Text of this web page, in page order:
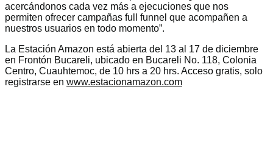
acercándonos cada vez más a ejecuciones que nos
permiten ofrecer campañas full funnel que acompañen a
nuestros usuarios en todo momento”.
La Estación Amazon está abierta del 13 al 17 de diciembre
en Frontón Bucareli, ubicado en Bucareli No. 118, Colonia
Centro, Cuauhtemoc, de 10 hrs a 20 hrs. Acceso gratis, solo
registrarse en www.estacionamazon.com